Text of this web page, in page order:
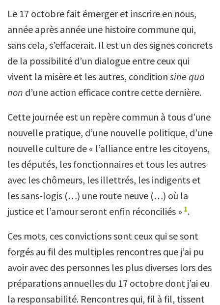
Le 17 octobre fait émerger et inscrire en nous,
année après année une histoire commune qui,
sans cela, s’effacerait. Il est un des signes concrets
de la possibilité d’un dialogue entre ceux qui
vivent la misère et les autres, condition sine qua
non d’une action efficace contre cette dernière.
Cette journée est un repère commun à tous d’une
nouvelle pratique, d’une nouvelle politique, d’une
nouvelle culture de « l’alliance entre les citoyens,
les députés, les fonctionnaires et tous les autres
avec les chômeurs, les illettrés, les indigents et
les sans-logis (…) une route neuve (…) où la
justice et l’amour seront enfin réconciliés » 1.
Ces mots, ces convictions sont ceux qui se sont
forgés au fil des multiples rencontres que j’ai pu
avoir avec des personnes les plus diverses lors des
préparations annuelles du 17 octobre dont j’ai eu
la responsabilité. Rencontres qui, fil à fil, tissent